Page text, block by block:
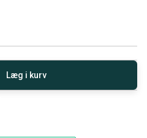
Læg i kurv